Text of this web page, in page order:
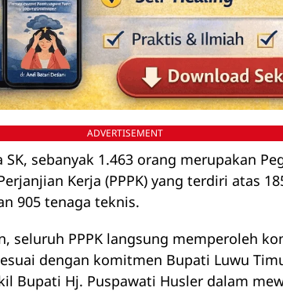
ADVERTISEMENT
sebanyak 1.463 orang merupakan
Kerja (PPPK) yang terdiri atas
905 tenaga teknis.
seluruh PPPK langsung memperoleh
dengan komitmen Bupati Luwu
Bupati Hj. Puspawati Husler dalam